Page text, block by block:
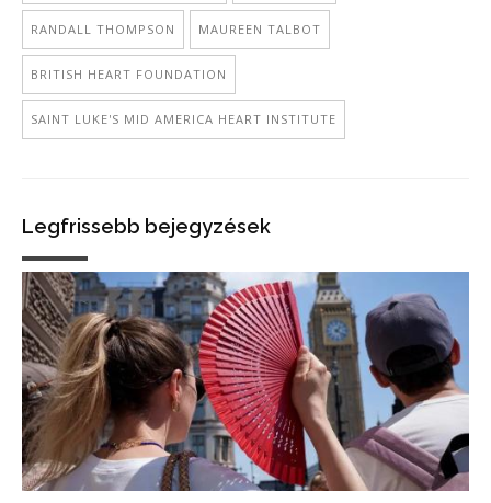
RANDALL THOMPSON MAUREEN TALBOT
BRITISH HEART FOUNDATION
SAINT LUKE'S MID AMERICA HEART INSTITUTE
Legfrissebb bejegyzések